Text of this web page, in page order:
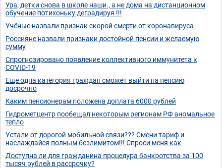
Ура, детки снова в школе наши., а не дома на дистанционном
обучение потихоньку деградируя !!!
Учёные назвали признак скорой смерти от коронавируса
Россияне назвали признаки достойной пенсии и желаемую
сумму
Спрогнозировано появление коллективного иммунитета к
COVID-19
Еще одна категория граждан сможет выйти на пенсию
досрочно
Каким пенсионерам положена доплата 6000 рублей
Гидрометцентр пообещал некоторым регионам РФ аномальное
тепло
Устали от дорогой мобильной связи??? Смени тариф и
наслаждайся полным безлимитом!!! Спроси меня как
Доступна ли для гражданина процедура банкротства за 100
тысяч рублей в рассрочку?